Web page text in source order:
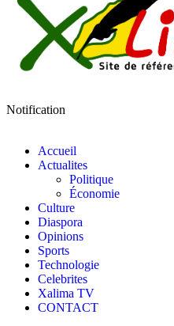
Notification
Accueil
Actualites
Politique
Économie
Culture
Diaspora
Opinions
Sports
Technologie
Celebrites
Xalima TV
CONTACT